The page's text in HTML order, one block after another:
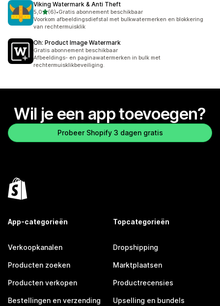
Viking Watermark & Anti Theft
5,0van 5 sterren
(6)
6 recensies in totaal
•Gratis abonnement beschikbaar
Voorkom afbeeldingsdiefstal met bulkwatermerken en blokkering
van rechtermuisklik
Oh: Product Image Watermark
Gratis abonnement beschikbaar
Afbeeldings- en paginawatermerken in bulk met
rechtermuisklikbeveiliging.
Wil je een app toevoegen?
Probeer Shopify 3 dagen gratis
App-categorieën
Verkoopkanalen
Producten zoeken
Producten verkopen
Bestellingen en verzending
Topcategorieën
Dropshipping
Marktplaatsen
Productrecensies
Upselling en bundels